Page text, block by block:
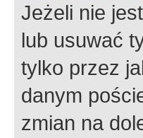
Jeżeli nie
lub usuwać
tylko przez
danym
zmian na